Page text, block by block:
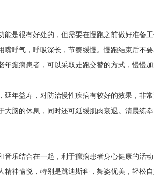
能是很有好处的，但需要在慢跑之前做好准备
嘴呼气，呼吸深长，节奏缓慢。慢跑结束后不
年癫痫患者，可以采取走跑交替的方式，慢慢加
延年益寿，对防治慢性疾病有较好的效果，非
大脑的休息，同时还可延缓肌肉衰退。清晨练
音乐结合在一起，利于癫痫患者身心健康的活
精神愉悦，特别是跳迪斯科，舞姿优美，轻松